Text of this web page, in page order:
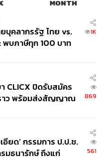
MONTH
บุคลากรรัฐ ไทย vs.
พบภาษีทุก 100 บาท
1K
CLICX ปิดรับสมัคร
าว พร้อมส่งสัญญาณ
869
อียด’ กรรมการ ป.ป.ช.
มธนารักษ์ ถึงแก่
561